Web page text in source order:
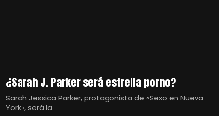
¿Sarah J. Parker será estrella porno?
Sarah Jessica Parker, protagonista de «Sexo en Nueva
York», será la